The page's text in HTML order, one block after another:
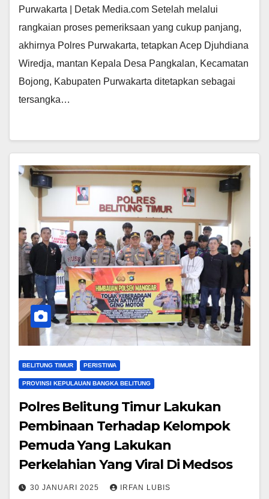
Purwakarta | Detak Media.com Setelah melalui
rangkaian proses pemeriksaan yang cukup panjang,
akhirnya Polres Purwakarta, tetapkan Acep Djuhdiana
Wiredja, mantan Kepala Desa Pangkalan, Kecamatan
Bojong, Kabupaten Purwakarta ditetapkan sebagai
tersangka…
BELITUNG TIMUR PERISTIWA
PROVINSI KEPULAUAN BANGKA BELITUNG
Polres Belitung Timur Lakukan
Pembinaan Terhadap Kelompok
Pemuda Yang Lakukan
Perkelahian Yang Viral Di Medsos
30 JANUARI 2025 IRFAN LUBIS